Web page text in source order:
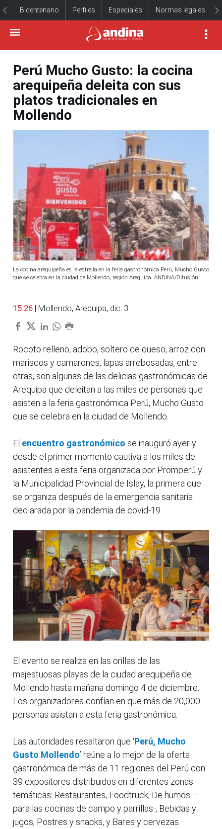
Bicentenario Perfiles Especiales Normas legales
Perú Mucho Gusto: la cocina
arequipeña deleita con sus
platos tradicionales en
Mollendo
La cocina arequipeña es la estrella en la feria gastronómica Perú, Mucho Gusto
que se celebra en la ciudad de Mollendo, región Arequipa. ANDINA/Difusión
15:26 | Mollendo, Arequipa, dic. 3.
Rocoto relleno, adobo, soltero de queso, arroz con
mariscos y camarones, lapas arrebosadas, entre
otras, son algunas de las delicias gastronómicas de
Arequipa que deleitan a las miles de personas que
asisten a la feria gastronómica Perú, Mucho Gusto
que se celebra en la ciudad de Mollendo.
El encuentro gastronómico se inauguró ayer y
desde el primer momento cautiva a los miles de
asistentes a esta feria organizada por Promperú y
la Municipalidad Provincial de Islay, la primera que
se organiza después de la emergencia sanitaria
declarada por la pandemia de covid-19.
El evento se realiza en las orillas de las
majestuosas playas de la ciudad arequipeña de
Mollendo hasta mañana domingo 4 de diciembre.
Los organizadores confían en que más de 20,000
personas asistan a esta feria gastronómica.
Las autoridades resaltaron que ‘Perú, Mucho
Gusto Mollendo’ reúne a lo mejor de la oferta
gastronómica de más de 11 regiones del Perú con
39 expositores distribuidos en diferentes zonas
temáticas: Restaurantes, Foodtruck, De humos –
para las cocinas de campo y parrillas-, Bebidas y
jugos, Postres y snacks, y Bares y cervezas